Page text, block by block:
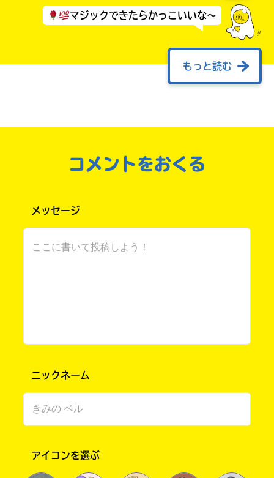
マジックできたらかっこいいな～
もっと読む
⋱⋰⋱⋰⋱⋰⋱⋰⋱⋰⋱⋰⋱⋰⋱⋰⋱⋰⋱⋰⋱
すたーと .ᐟ
またまたふんいき変えました
今回のふんいきは . 桃 ( 桃ゼリー )達 のを 参
考にさせていただいています ᐡ⸝⸝ᴗ ̫ ᴗ⸝⸝ᐡ
⋰⋱⋰⋱⋰⋱⋰
コメントをおくる
メッセージ
ニックネーム
アイコンを選ぶ